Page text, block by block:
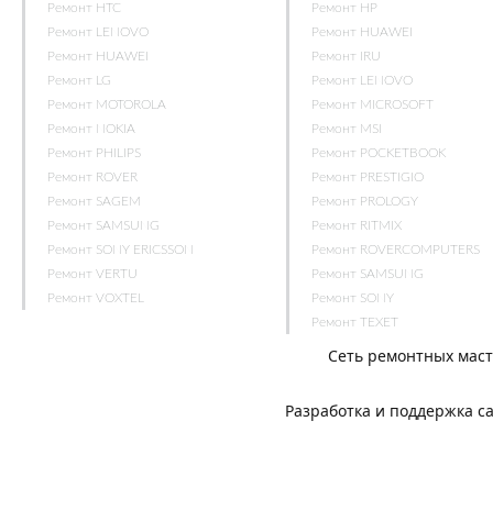
Ремонт HTC
Ремонт LENOVO
Ремонт HUAWEI
Ремонт LG
Ремонт MOTOROLA
Ремонт NOKIA
Ремонт PHILIPS
Ремонт ROVER
Ремонт SAGEM
Ремонт SAMSUNG
Ремонт SONY ERICSSON
Ремонт VERTU
Ремонт VOXTEL
Ремонт HP
Ремонт HUAWEI
Ремонт IRU
Ремонт LENOVO
Ремонт MICROSOFT
Ремонт MSI
Ремонт POCKETBOOK
Ремонт PRESTIGIO
Ремонт PROLOGY
Ремонт RITMIX
Ремонт ROVERCOMPUTERS
Ремонт SAMSUNG
Ремонт SONY
Ремонт TEXET
Сеть ремонтных
Разработка и поддержка